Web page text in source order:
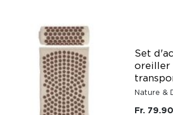
Set
oreiller
Nature &
Fr. 79.90